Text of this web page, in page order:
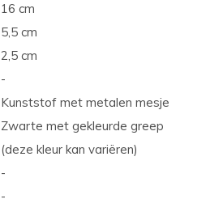
16 cm
5,5 cm
2,5 cm
-
Kunststof met metalen mesje
Zwarte met gekleurde greep
(deze kleur kan variëren)
-